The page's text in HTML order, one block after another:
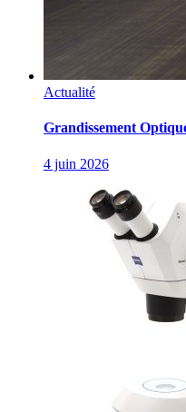
Actualité
Grandissement
4 juin 2026